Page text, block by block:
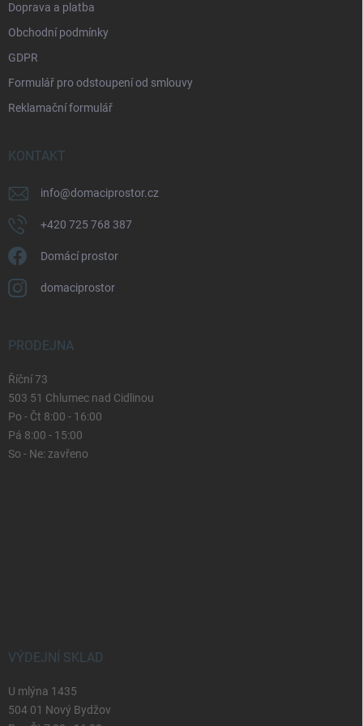
Doprava a platba
Obchodní podmínky
GDPR
Formulář pro odstoupení od smlouvy
Reklamační formulář
KONTAKT
info@domaciprostor.cz
+420 725 768 387
Domácí prostor
domaciprostor
PRODEJNA
Říční 73
503 51 Chlumec nad Cidlinou
Po - Čt 8:00 - 16:00
Pá 8:00 - 15:00
So - Ne: zavřeno
VÝDEJNÍ SKLAD
U mlýna 1435
504 01 Nový Bydžov